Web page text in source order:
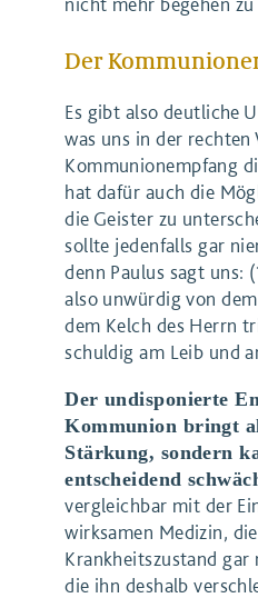
Der
Es gibt also deutliche
was uns in der rechten
Kommunionempfang
hat dafür auch die
die Geister zu
sollte jedenfalls gar
denn Paulus sagt uns:
also unwürdig von
dem Kelch des Herrn
schuldig am Leib und
Der undisponierte
Kommunion bringt
Stärkung, sondern
entscheidend
vergleichbar mit der
wirksamen Medizin,
Krankheitszustand
die ihn deshalb